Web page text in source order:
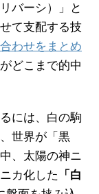
バーシ）」と
て支配する技
わせをまとめ
どこまで的中
には、白の駒
世界が「黒
、太陽の神ニ
カ化した
「白